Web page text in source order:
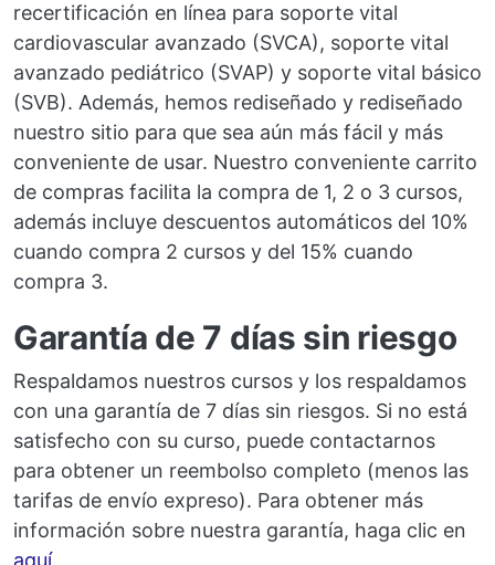
recertificación en línea para soporte vital
cardiovascular avanzado (SVCA), soporte vital
avanzado pediátrico (SVAP) y soporte vital básico
(SVB). Además, hemos rediseñado y rediseñado
nuestro sitio para que sea aún más fácil y más
conveniente de usar. Nuestro conveniente carrito
de compras facilita la compra de 1, 2 o 3 cursos,
además incluye descuentos automáticos del 10%
cuando compra 2 cursos y del 15% cuando
compra 3.
Garantía de 7 días sin riesgo
Respaldamos nuestros cursos y los respaldamos
con una garantía de 7 días sin riesgos. Si no está
satisfecho con su curso, puede contactarnos
para obtener un reembolso completo (menos las
tarifas de envío expreso). Para obtener más
información sobre nuestra garantía, haga clic en
aquí.